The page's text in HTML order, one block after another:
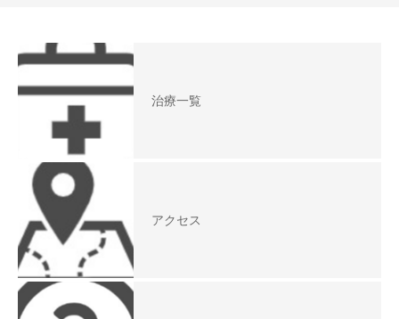
治療一覧
アクセス